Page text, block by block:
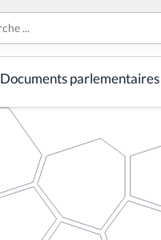
Documents parlementaires